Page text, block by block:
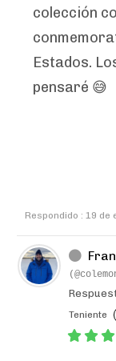
colección
Estados.
pensaré 😅
Respondido : 19 de
Teniente